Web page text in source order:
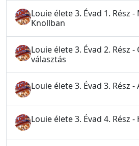
Louie élete 3. Évad 1. Rész
Knollban
Louie élete 3. Évad 2. Rész
választás
Louie élete 3. Évad 3. Rész
Louie élete 3. Évad 4. Rész